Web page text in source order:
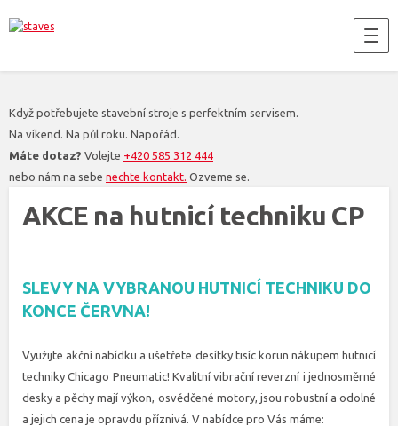
Když potřebujete stavební stroje s perfektním servisem.
Na víkend. Na půl roku. Napořád.
Máte dotaz? Volejte +420 585 312 444
nebo nám na sebe nechte kontakt. Ozveme se.
AKCE na hutnicí techniku CP
SLEVY NA VYBRANOU HUTNICÍ TECHNIKU DO
KONCE ČERVNA!
Využijte akční nabídku a ušetřete desítky tisíc korun nákupem hutnicí
techniky Chicago Pneumatic! Kvalitní vibrační reverzní i jednosměrné
desky a pěchy mají výkon, osvědčené motory, jsou robustní a odolné
a jejich cena je opravdu příznivá. V nabídce pro Vás máme: